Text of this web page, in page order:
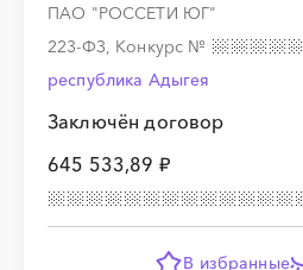
ПАО "РОССЕТИ ЮГ"
223-ФЗ, Конкурс №
республика Адыгея
Заключён договор
645 533,89 ₽
В избранные
░ ░░ ░░ ░░